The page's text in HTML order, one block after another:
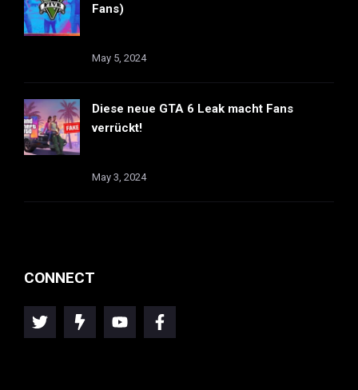
Fans)
May 5, 2024
Diese neue GTA 6 Leak macht Fans
verrückt!
May 3, 2024
CONNECT